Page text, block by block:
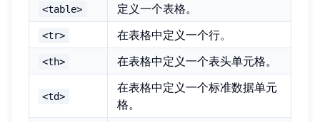
<table> 定义一个表格。
<tr> 在表格中定义一个行。
<th> 在表格中定义一个表头单元格。
<td>
在表格中定义一个标准数据单元
格。